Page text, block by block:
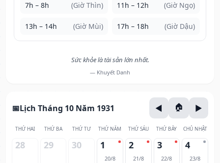
7h – 8h (Giờ Thìn) 11h – 12h (Giờ Ngọ)
13h – 14h (Giờ Mùi) 17h – 18h (Giờ Dậu)
Sức khỏe là tài sản lớn nhất.
— Khuyết Danh
Lịch Tháng 10 Năm 1931
THỨ HAI THỨ BA THỨ TƯ THỨ NĂM THỨ SÁU THỨ BẢY CHỦ NHẬT
28 29 30 1
20/8
2
21/8
3
22/8
4
23/8